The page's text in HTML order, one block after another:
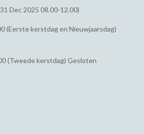
Dec 2025 08.00-12.00)
(Eerste kerstdag en Nieuwjaarsdag)
(Tweede kerstdag) Gesloten